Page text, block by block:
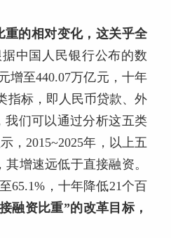
的相对变化，这关乎全
中国人民银行公布的数
增至440.07万亿元，十年
指标，即人民币贷款、外
们可以通过分析这五类
，2015~2025年，以上五
增速远低于直接融资。
65.1%，十年降低21个百
融资比重”的改革目标，